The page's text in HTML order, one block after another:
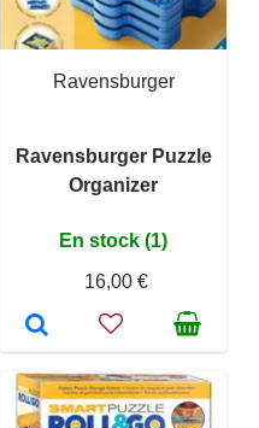
Ravensburger
Ravensburger Puzzle
Organizer
En stock (1)
16,00 €